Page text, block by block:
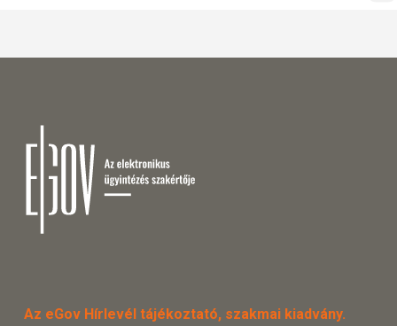
Az eGov Hírlevél tájékoztató, szakmai kiadvány.